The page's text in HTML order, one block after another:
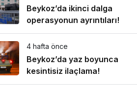
Beykoz’da ikinci dalga
operasyonun ayrıntıları!
4 hafta önce
Beykoz’da yaz boyunca
kesintisiz ilaçlama!